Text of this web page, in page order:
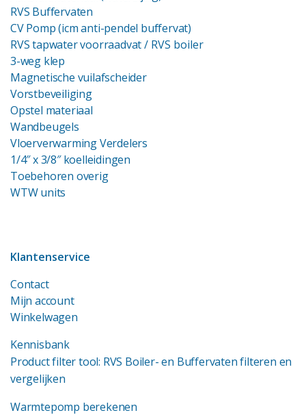
RVS Buffervaten
CV Pomp (icm anti-pendel buffervat)
RVS tapwater voorraadvat/ RVS boiler
3-weg klep
Magnetische vuilafscheider
Vorstbeveiliging
Opstel materiaal
Wandbeugels
Vloerverwarming Verdelers
1/4″ x 3/8″ koelleidingen
Toebehoren overig
WTW units
Klantenservice
Contact
Mijn account
Winkelwagen
Kennisbank
Product filter tool: RVS Boiler- en Buffervaten filteren en
vergelijken
Warmtepomp berekenen